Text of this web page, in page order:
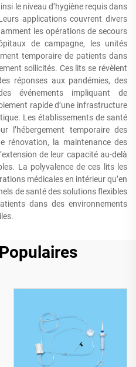
le niveau d’hygiène requis dans
applications couvrent divers
les opérations de secours
de campagne, les unités
temporaire de patients dans
sollicités. Ces lits se révèlent
réponses aux pandémies, des
événements impliquant de
rapide d’une infrastructure
Les établissements de santé
l’hébergement temporaire des
rénovation, la maintenance des
de leur capacité au-delà
La polyvalence de ces lits les
médicales en intérieur qu’en
de santé des solutions flexibles
dans des environnements